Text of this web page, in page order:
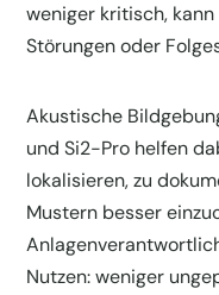
weniger kritisch,
Störungen oder
Akustische
und Si2-Pro helfen
lokalisieren, zu
Mustern besser
Nutzen: weniger